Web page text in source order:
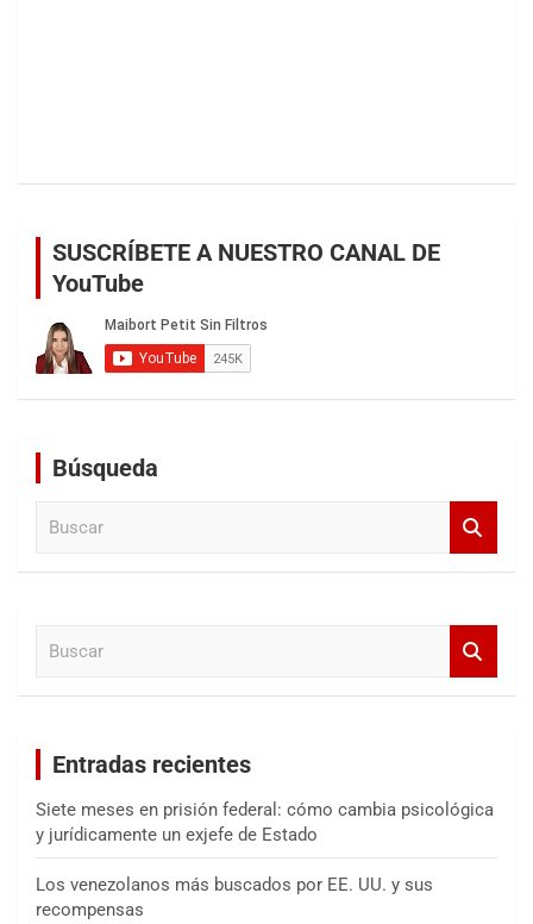
SUSCRÍBETE A NUESTRO CANAL DE
YouTube
Búsqueda
Entradas recientes
Siete meses en prisión federal: cómo cambia psicológica
y jurídicamente un exjefe de Estado
Los venezolanos más buscados por EE. UU. y sus
recompensas